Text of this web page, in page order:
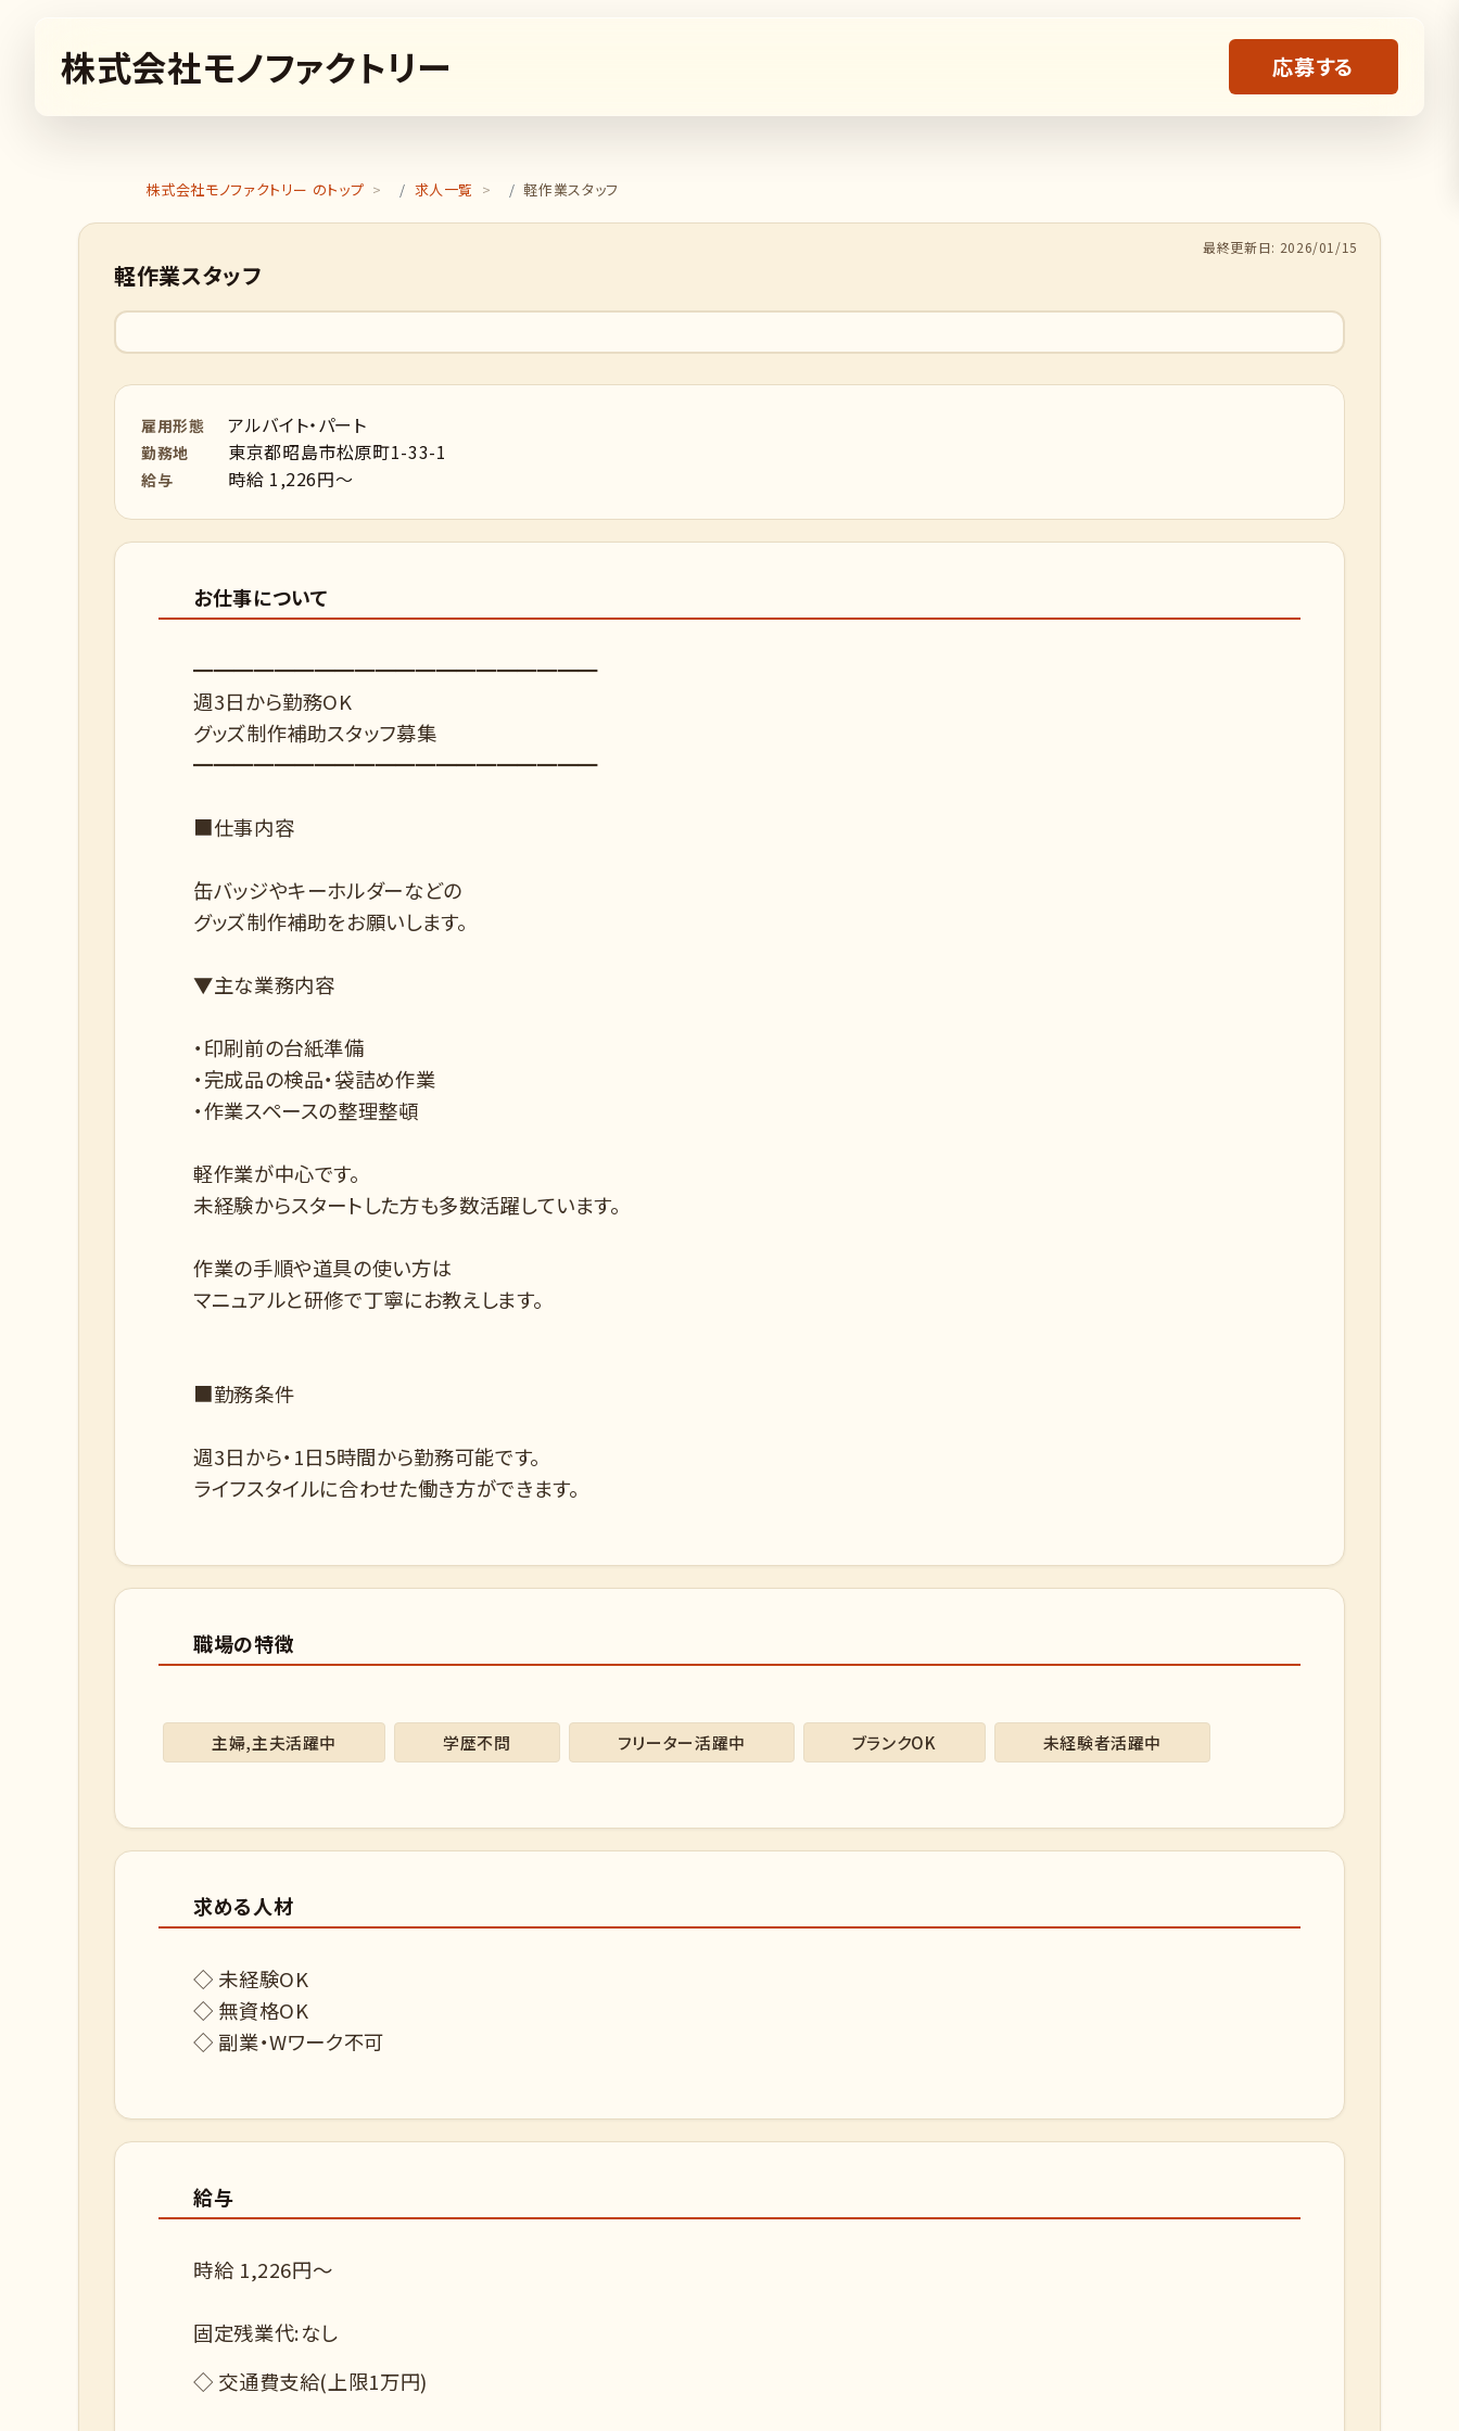
株式会社モノファクトリー 応募する
株式会社モノファクトリー のトップ 求人一覧 軽作業スタッフ
最終更新日: 2026/01/15
軽作業スタッフ
雇用形態 アルバイト・パート
勤務地 東京都昭島市松原町1-33-1
給与 時給 1,226円～
お仕事について
━━━━━━━━━━━━━━━━━━━━
週3日から勤務OK
グッズ制作補助スタッフ募集
━━━━━━━━━━━━━━━━━━━━
■仕事内容
缶バッジやキーホルダーなどの
グッズ制作補助をお願いします。
▼主な業務内容
・印刷前の台紙準備
・完成品の検品・袋詰め作業
・作業スペースの整理整頓
軽作業が中心です。
未経験からスタートした方も多数活躍しています。
作業の手順や道具の使い方は
マニュアルと研修で丁寧にお教えします。
■勤務条件
週3日から・1日5時間から勤務可能です。
ライフスタイルに合わせた働き方ができます。
職場の特徴
主婦,主夫活躍中 学歴不問 フリーター活躍中 ブランクOK 未経験者活躍中
求める人材
◇ 未経験OK
◇ 無資格OK
◇ 副業・Wワーク不可
給与
時給 1,226円～
固定残業代:なし
◇ 交通費支給(上限1万円)